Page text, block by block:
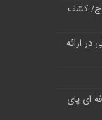
کشف
صدرنشینی در ارائه
ای پای